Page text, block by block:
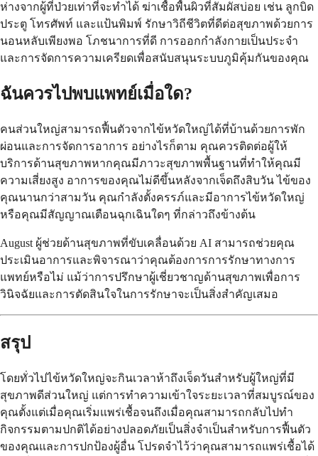
ห่างจากผู้ที่ป่วยเท่าที่จะทำได้ ฆ่าเชื้อพื้นผิวที่สัมผัสบ่อย เช่น ลูกบิด
ประตู โทรศัพท์ และแป้นพิมพ์ รักษาวิถีชีวิตที่ดีต่อสุขภาพด้วยการ
นอนหลับเพียงพอ โภชนาการที่ดี การออกกำลังกายเป็นประจำ
และการจัดการความเครียดเพื่อสนับสนุนระบบภูมิคุ้มกันของคุณ
ฉันควรไปพบแพทย์เมื่อใด?
คนส่วนใหญ่สามารถฟื้นตัวจากไข้หวัดใหญ่ได้ที่บ้านด้วยการพัก
ผ่อนและการจัดการอาการ อย่างไรก็ตาม คุณควรติดต่อผู้ให้
บริการด้านสุขภาพหากคุณมีภาวะสุขภาพพื้นฐานที่ทำให้คุณมี
ความเสี่ยงสูง อาการของคุณไม่ดีขึ้นหลังจากเจ็ดถึงสิบวัน ไข้ของ
คุณนานกว่าสามวัน คุณกำลังตั้งครรภ์และมีอาการไข้หวัดใหญ่
หรือคุณมีสัญญาณเตือนฉุกเฉินใดๆ ที่กล่าวถึงข้างต้น
August ผู้ช่วยด้านสุขภาพที่ขับเคลื่อนด้วย AI สามารถช่วยคุณ
ประเมินอาการและพิจารณาว่าคุณต้องการการรักษาทางการ
แพทย์หรือไม่ แม้ว่าการปรึกษาผู้เชี่ยวชาญด้านสุขภาพเพื่อการ
วินิจฉัยและการตัดสินใจในการรักษาจะเป็นสิ่งสำคัญเสมอ
สรุป
โดยทั่วไปไข้หวัดใหญ่จะกินเวลาห้าถึงเจ็ดวันสำหรับผู้ใหญ่ที่มี
สุขภาพดีส่วนใหญ่ แต่การทำความเข้าใจระยะเวลาที่สมบูรณ์ของ
คุณตั้งแต่เมื่อคุณเริ่มแพร่เชื้อจนถึงเมื่อคุณสามารถกลับไปทำ
กิจกรรมตามปกติได้อย่างปลอดภัยเป็นสิ่งจำเป็นสำหรับการฟื้นตัว
ของคุณและการปกป้องผู้อื่น โปรดจำไว้ว่าคุณสามารถแพร่เชื้อได้